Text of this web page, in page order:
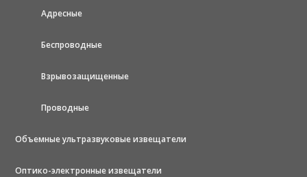
Адресные
Беспроводные
Взрывозащищенные
Проводные
Объемные ультразвуковые извещатели
Оптико-электронные извещатели